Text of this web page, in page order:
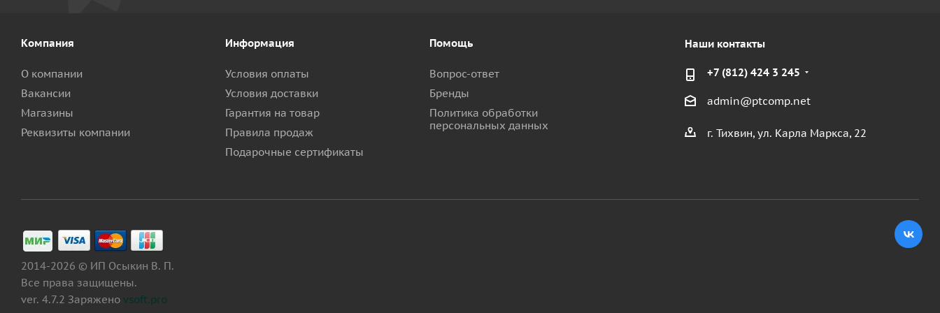
Компания
О компании
Вакансии
Магазины
Реквизиты компании
Информация
Условия оплаты
Условия доставки
Гарантия на товар
Правила продаж
Подарочные сертификаты
Помощь
Вопрос-ответ
Бренды
Политика обработки
персональных данных
Наши контакты
+7 (812) 424 3 245
admin@ptcomp.net
г. Тихвин, ул. Карла Маркса, 22
2014-2026 © ИП Осыкин В. П.
Все права защищены.
ver. 4.7.2 Заряжено vsoft.pro